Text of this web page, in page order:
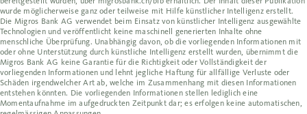
wurde möglicherweise ganz oder teilweise mit Hilfe künstlicher Intelligenz erstellt.
Die Migros Bank AG verwendet beim Einsatz von künstlicher Intelligenz ausgewählte
Technologien und veröffentlicht keine maschinell generierten Inhalte ohne
menschliche Überprüfung. Unabhängig davon, ob die vorliegenden Informationen mit
oder ohne Unterstützung durch künstliche Intelligenz erstellt wurden, übernimmt die
Migros Bank AG keine Garantie für die Richtigkeit oder Vollständigkeit der
vorliegenden Informationen und lehnt jegliche Haftung für allfällige Verluste oder
Schäden irgendwelcher Art ab, welche im Zusammenhang mit diesen Informationen
entstehen könnten. Die vorliegenden Informationen stellen lediglich eine
Momentaufnahme im aufgedruckten Zeitpunkt dar; es erfolgen keine automatischen,